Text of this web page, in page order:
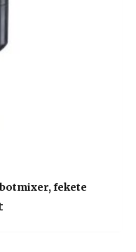
fekete